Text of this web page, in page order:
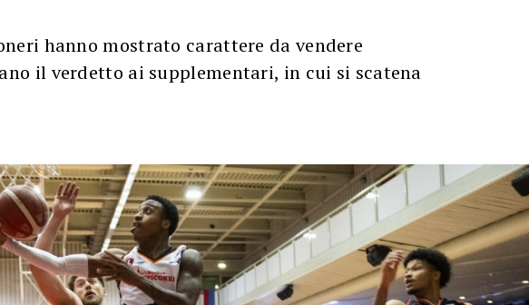
hanno mostrato carattere da vendere
il verdetto ai supplementari, in cui si scatena